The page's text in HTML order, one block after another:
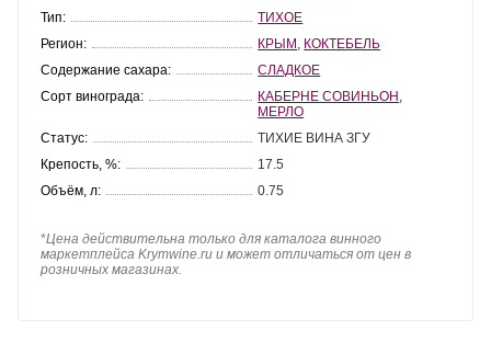
Тип:
ТИХОЕ
Регион:
КРЫМ КОКТЕБЕЛЬ
Содержание сахара:
СЛАДКОЕ
Сорт винограда:
КАБЕРНЕ СОВИНЬОН
МЕРЛО
Статус:
ТИХИЕ ВИНА ЗГУ
Крепость, %:
17.5
Объём, л:
0.75
*Цена действительна только для каталога винного
маркетплейса Krymwine.ru и может отличаться от цен в
розничных магазинах.